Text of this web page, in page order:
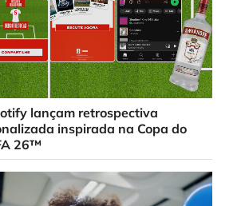
lançam retrospectiva
inspirada na Copa do
26™